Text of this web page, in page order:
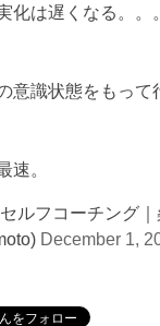
化は遅くなる。。。
意識状態をもって
速。
ルフコーチング｜
December 1,